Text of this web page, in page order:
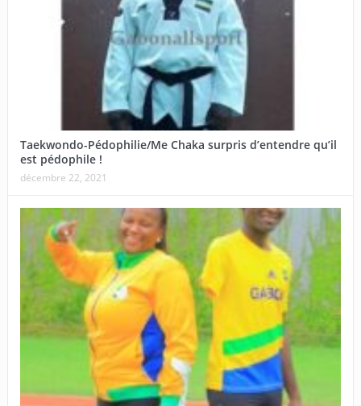
Taekwondo-Pédophilie/Me Chaka surpris d’entendre qu’il
est pédophile !
décembre 22, 2021